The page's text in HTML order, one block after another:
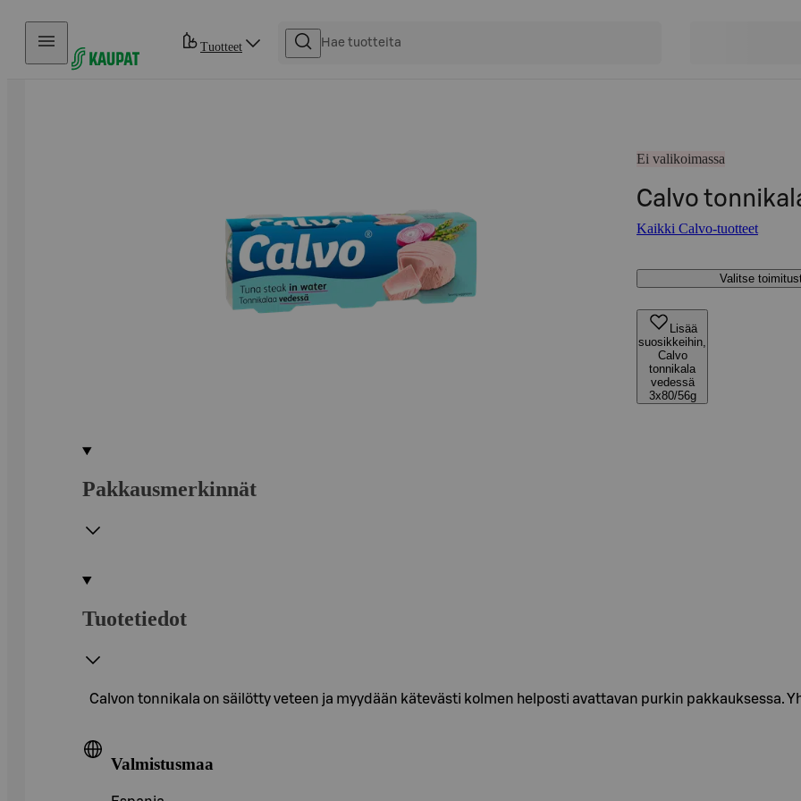
Hyppää sisältöön
Tuotteet
Ei valikoimassa
Calvo
Kaikki Calvo-tuotteet
Valitse
Lisää
suosikkeihin,
Calvo
tonnikala
vedessä
3x80/56g
Pakkausmerkinnät
Tuotetiedot
Calvon tonnikala on säilötty veteen ja myydään kätevästi kolmen helposti avattavan purkin pakkauksessa.
Valmistusmaa